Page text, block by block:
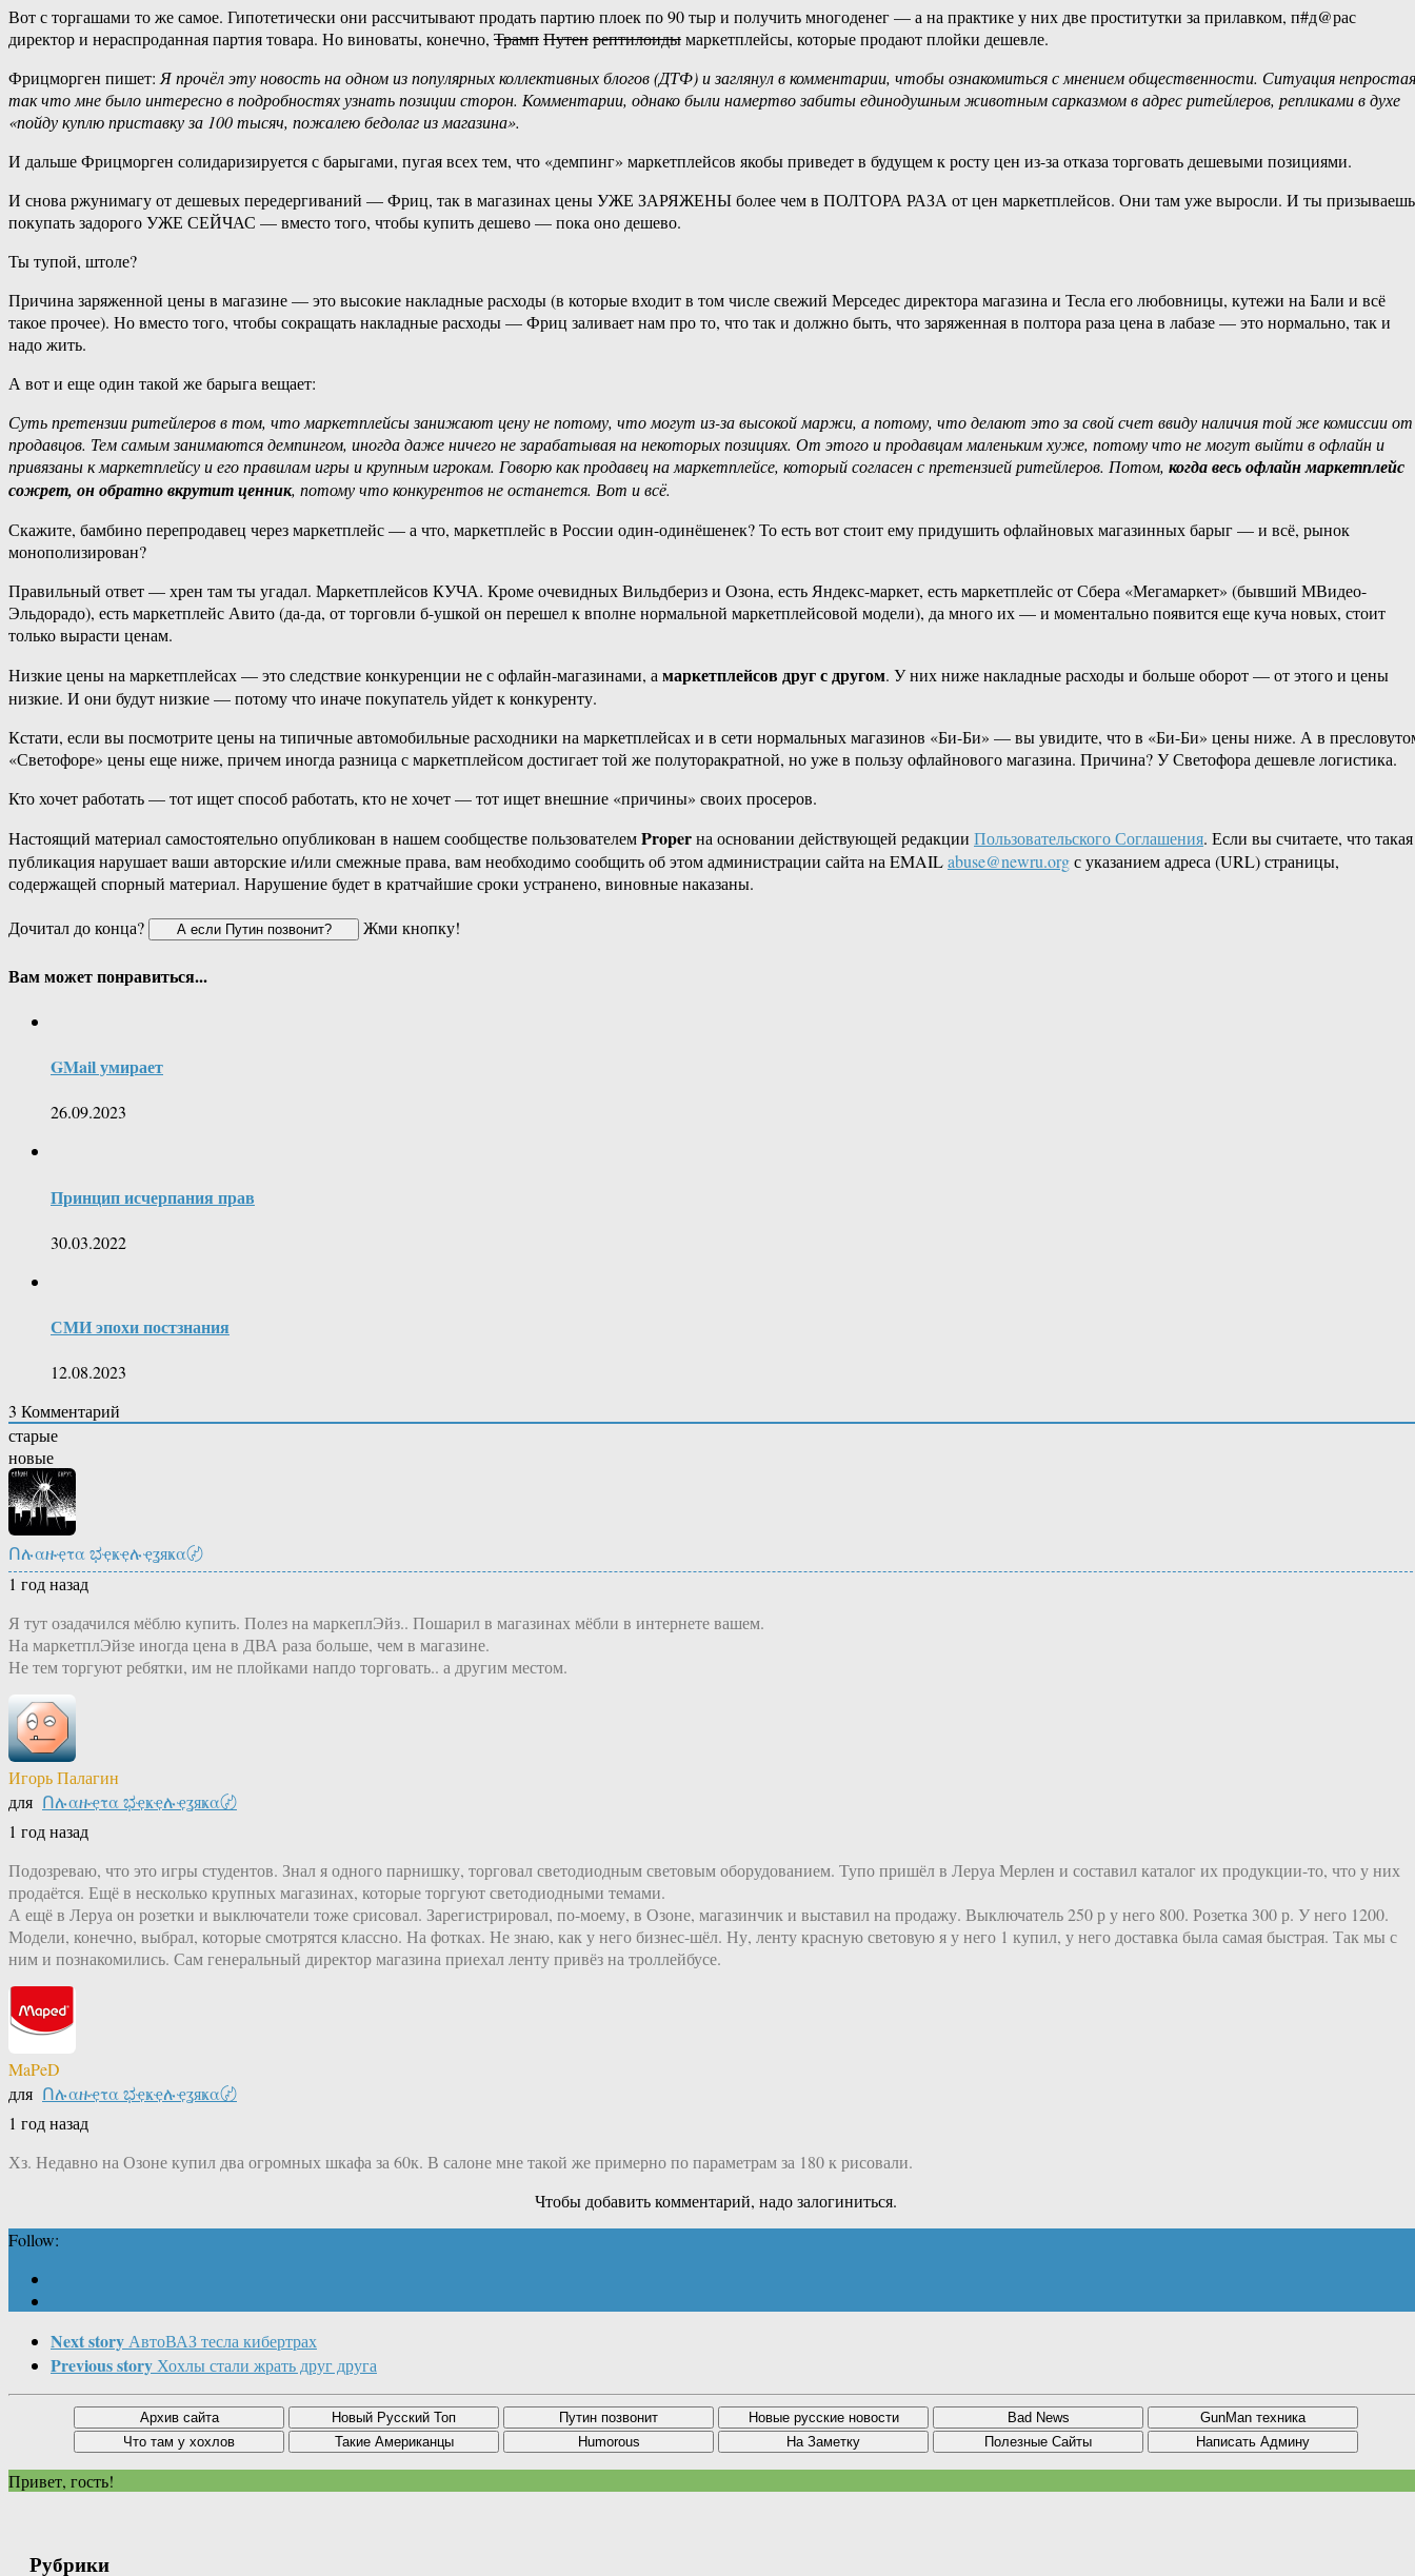
Вот с торгашами то же самое. Гипотетически они рассчитывают продать партию плоек по 90 тыр и получить многоденег — а на практике у них две проститутки за прилавком, п#д@рас
директор и нераспроданная партия товара. Но виноваты, конечно, ТрампПутенрептилоидымаркетплейсы, которые продают плойки дешевле.
Фрицморген пишет:Я прочёл эту новость на одном из популярных коллективных блогов (ДТФ) и заглянул в комментарии, чтобы ознакомиться с мнением общественности. Ситуация
так что мне было интересно в подробностях узнать позиции сторон. Комментарии, однако были намертво забиты единодушным животным сарказмом в адрес ритейлеров, репликами в духе
«пойду куплю приставку за 100 тысяч, пожалею бедолаг из магазина».
И дальше Фрицморген солидаризируется с барыгами, пугая всех тем, что «демпинг» маркетплейсов якобы приведет в будущем к росту цен из-за отказа торговать дешевыми позициями.
И снова ржунимагу от дешевых передергиваний — Фриц, так в магазинах цены УЖЕ ЗАРЯЖЕНЫ более чем в ПОЛТОРА РАЗА от цен маркетплейсов. Они там уже выросли. И ты призываешь
покупать задорого УЖЕ СЕЙЧАС — вместо того, чтобы купить дешево — пока оно дешево.
Ты тупой, штоле?
Причина заряженной цены в магазине — это высокие накладные расходы (в которые входит в том числе свежий Мерседес директора магазина и Тесла его любовницы, кутежи на Бали и всё
такое прочее). Но вместо того, чтобы сокращать накладные расходы — Фриц заливает нам про то, что так и должно быть, что заряженная в полтора раза цена в лабазе — это нормально, так и
надо жить.
А вот и еще один такой же барыга вещает:
Суть претензии ритейлеров в том, что маркетплейсы занижают цену не потому, что могут из-за высокой маржи, а потому, что делают это за свой счет ввиду наличия той же комиссии от
продавцов. Тем самым занимаются демпингом, иногда даже ничего не зарабатывая на некоторых позициях. От этого и продавцам маленьким хуже, потому что не могут выйти в офлайн и
привязаны к маркетплейсу и его правилам игры и крупным игрокам. Говорю как продавец на маркетплейсе, который согласен с претензией ритейлеров. Потом, когда весь офлайн маркетплейс
сожрет, он обратно вкрутит ценник, потому что конкурентов не останется. Вот и всё.
Скажите, бамбино перепродавец через маркетплейс — а что, маркетплейс в России один-одинёшенек? То есть вот стоит ему придушить офлайновых магазинных барыг — и всё, рынок
монополизирован?
Правильный ответ — хрен там ты угадал. Маркетплейсов КУЧА. Кроме очевидных Вильдбериз и Озона, есть Яндекс-маркет, есть маркетплейс от Сбера «Мегамаркет» (бывший МВидео-
Эльдорадо), есть маркетплейс Авито (да-да, от торговли б-ушкой он перешел к вполне нормальной маркетплейсовой модели), да много их — и моментально появится еще куча новых, стоит
только вырасти ценам.
Низкие цены на маркетплейсах — это следствие конкуренции не с офлайн-магазинами, амаркетплейсов друг с другом. У них ниже накладные расходы и больше оборот — от этого и цены
низкие. И они будут низкие — потому что иначе покупатель уйдет к конкуренту.
Кстати, если вы посмотрите цены на типичные автомобильные расходники на маркетплейсах и в сети нормальных магазинов «Би-Би» — вы увидите, что в «Би-Би» цены ниже. А в
«Светофоре» цены еще ниже, причем иногда разница с маркетплейсом достигает той же полуторакратной, но уже в пользу офлайнового магазина. Причина? У Светофора дешевле логистика.
Кто хочет работать — тот ищет способ работать, кто не хочет — тот ищет внешние «причины» своих просеров.
Настоящий материал самостоятельно опубликован в нашем сообществе пользователемProperна основании действующей редакции Пользовательского Соглашения. Если вы считаете, что такая
публикация нарушает ваши авторские и/или смежные права, вам необходимо сообщить об этом администрации сайта на EMAILabuse@newru.orgс указанием адреса (URL) страницы,
содержащей спорный материал. Нарушение будет в кратчайшие сроки устранено, виновные наказаны.
Дочитал до конца?
Жми кнопку!
Вам может понравиться...
GMail умирает
26.09.2023
Принцип исчерпания прав
30.03.2022
СМИ эпохи постзнания
12.08.2023
3 Комментарий
старые
новые
Ոሉαዙҿτα ಭҿҝҿሉҿʓяҝα〄
1 год назад
Я тут озадачился мёблю купить. Полез на маркеплЭйз.. Пошарил в магазинах мёбли в интернете вашем.
На маркетплЭйзе иногда цена в ДВА раза больше, чем в магазине.
Не тем торгуют ребятки, им не плойками напдо торговать.. а другим местом.
Игорь Палагин
для Ոሉαዙҿτα ಭҿҝҿሉҿʓяҝα〄
1 год назад
Подозреваю, что это игры студентов. Знал я одного парнишку, торговал светодиодным световым оборудованием. Тупо пришёл в Леруа Мерлен и составил каталог их продукции-то, что у них
продаётся. Ещё в несколько крупных магазинах, которые торгуют светодиодными темами.
А ещё в Леруа он розетки и выключатели тоже срисовал. Зарегистрировал, по-моему, в Озоне, магазинчик и выставил на продажу. Выключатель 250 р у него 800. Розетка 300 р. У него 1200.
Модели, конечно, выбрал, которые смотрятся классно. На фотках. Не знаю, как у него бизнес-шёл. Ну, ленту красную световую я у него 1 купил, у него доставка была самая быстрая. Так мы с
ним и познакомились. Сам генеральный директор магазина приехал ленту привёз на троллейбусе.
MaPeD
для Ոሉαዙҿτα ಭҿҝҿሉҿʓяҝα〄
1 год назад
Хз. Недавно на Озоне купил два огромных шкафа за 60к. В салоне мне такой же примерно по параметрам за 180 к рисовали.
Чтобы добавить комментарий, надо залогиниться.
Follow:
Next storyАвтоВАЗ тесла кибертрах
Previous storyХохлы стали жрать друг друга
Привет, гость!
Рубрики